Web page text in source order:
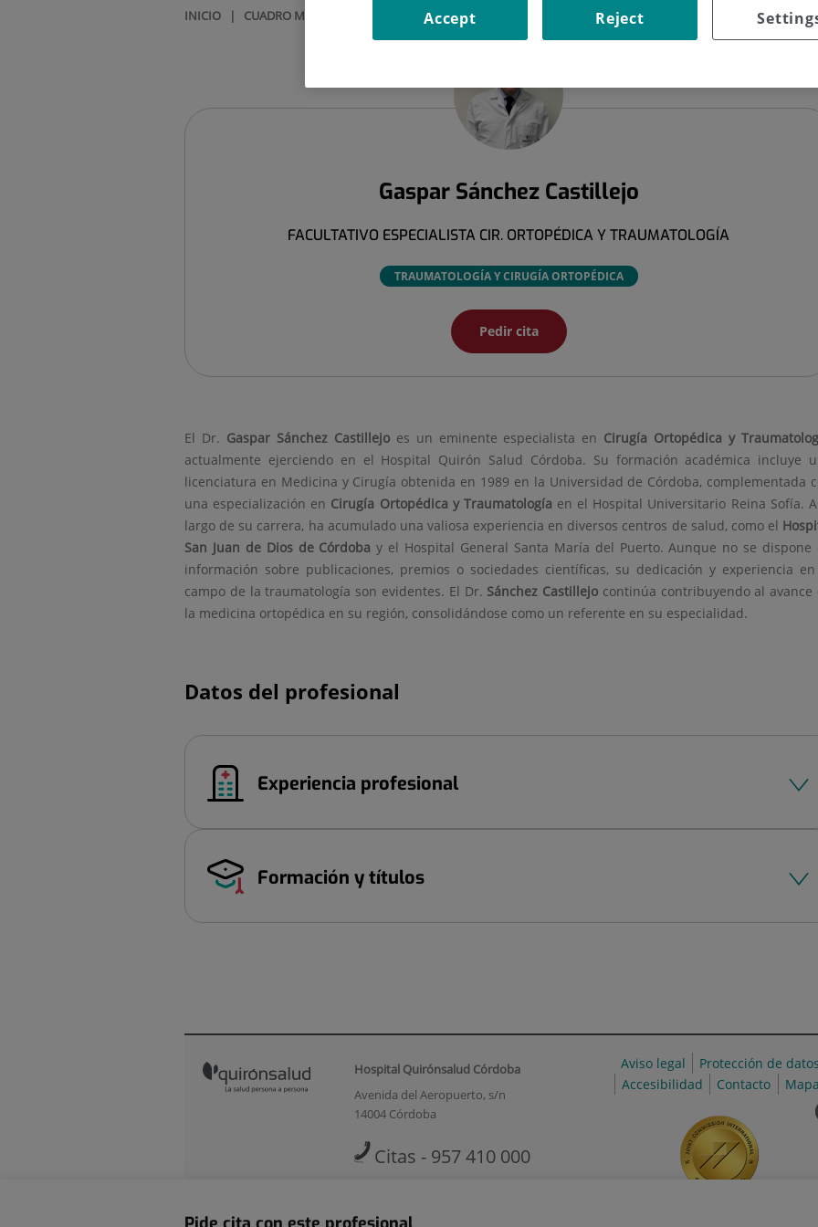
INICIO | CUADRO MÉDICO GASPAR SÁNCHEZ CASTILLEJO
Gaspar Sánchez Castillejo
FACULTATIVO ESPECIALISTA CIR. ORTOPÉDICA Y TRAUMATOLOGÍA
TRAUMATOLOGÍA Y CIRUGÍA ORTOPÉDICA
Pedir cita
El Dr. Gaspar Sánchez Castillejoes un eminente especialista en Cirugía Ortopédica y
actualmente ejerciendo en el Hospital Quirón Salud Córdoba. Su formación académica incluye
licenciatura en Medicina y Cirugía obtenida en 1989 en la Universidad de Córdoba, complementada
una especialización en Cirugía Ortopédica y Traumatología en el Hospital Universitario Reina Sofía.
largo de su carrera, ha acumulado una valiosa experiencia en diversos centros de salud, como el
San Juan de Dios de Córdoba y el Hospital General Santa María del Puerto. Aunque no se dispone
información sobre publicaciones, premios o sociedades científicas, su dedicación y experiencia
campo de la traumatología son evidentes. El Dr. Sánchez Castillejo continúa contribuyendo al avance
la medicina ortopédica en su región, consolidándose como un referente en su especialidad.
Datos del profesional
Experiencia profesional
Formación y títulos
Hospital Quirónsalud Córdoba
Avenida del Aeropuerto, s/n
14004 Córdoba
Citas - 957 410 000
Aviso legal
Protección de
Accesibilidad
Contacto
Reject
Accept